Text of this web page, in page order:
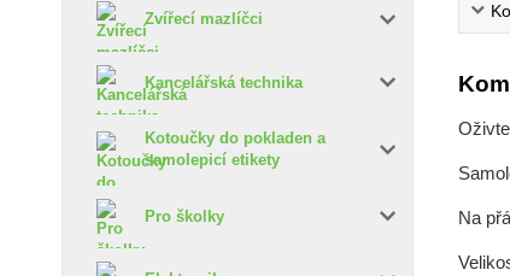
Zvířecí mazlíčci
Kancelářská technika
Kotoučky do pokladen a
samolepicí etikety
Pro školky Na